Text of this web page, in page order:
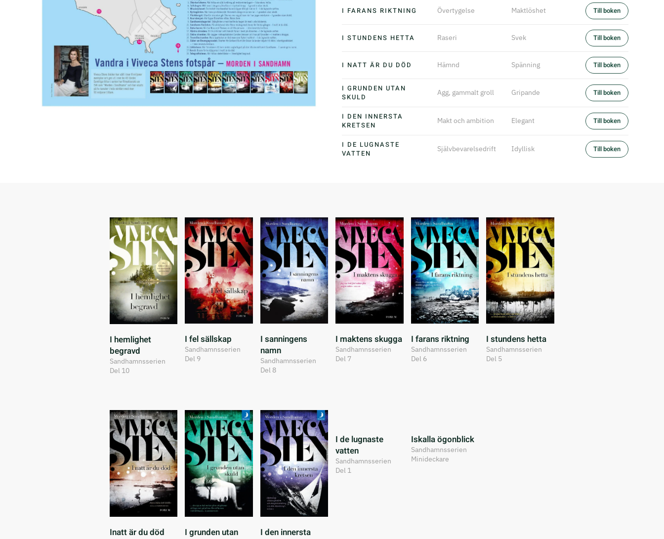
I FARANS RIKTNING Övertygelse Maktlöshet Till boken
I STUNDENS HETTA Raseri Svek Till boken
I NATT ÄR DU DÖD Hämnd Spänning Till boken
I GRUNDEN UTAN
SKULD
Agg, gammalt groll Gripande Till boken
I DEN INNERSTA
KRETSEN
Makt och ambition Elegant Till boken
I DE LUGNASTE
VATTEN
Självbevarelsedrift Idyllisk Till boken
I hemlighet
begravd
Sandhamnsserien
Del 10
I fel sällskap
Sandhamnsserien
Del 9
I sanningens
namn
Sandhamnsserien
Del 8
I maktens skugga
Sandhamnsserien
Del 7
I farans riktning
Sandhamnsserien
Del 6
I stundens hetta
Sandhamnsserien
Del 5
Inatt är du död
I grunden utan
I den innersta
I de lugnaste
vatten
Sandhamnsserien
Del 1
Iskalla ögonblick
Sandhamnsserien
Minideckare